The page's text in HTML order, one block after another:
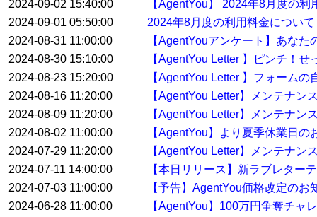
2024-09-02 15:40:00
【AgentYou】 2024年8月度の
2024-09-01 05:50:00
2024年8月度の利用料金について
2024-08-31 11:00:00
【AgentYouアンケート】あな
2024-08-30 15:10:00
【AgentYou Letter 】ピンチ！
2024-08-23 15:20:00
【AgentYou Letter 】フォーム
2024-08-16 11:20:00
【AgentYou Letter】メンテナン
2024-08-09 11:20:00
【AgentYou Letter】メンテナン
2024-08-02 11:00:00
【AgentYou】より夏季休業日の
2024-07-29 11:20:00
【AgentYou Letter】メンテナン
2024-07-11 14:00:00
【本日リリース】新ラブレター
2024-07-03 11:00:00
【予告】AgentYou価格改定のお
2024-06-28 11:00:00
【AgentYou】100万円争奪チャ